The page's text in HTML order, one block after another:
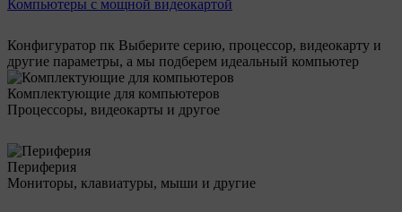
Компьютеры с мощной видеокартой
Конфигуратор пк Выберите серию, процессор, видеокарту и
другие параметры, а мы подберем идеальный компьютер
Комплектующие для компьютеров
Процессоры, видеокарты и другое
Периферия
Мониторы, клавиатуры, мыши и другие